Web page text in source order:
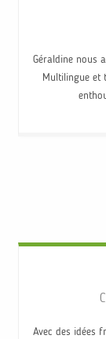
Géraldine nous
Multilingue et
Avec des idées